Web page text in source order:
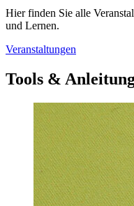
Hier finden Sie alle
und Lernen.
Veranstaltungen
Tools &